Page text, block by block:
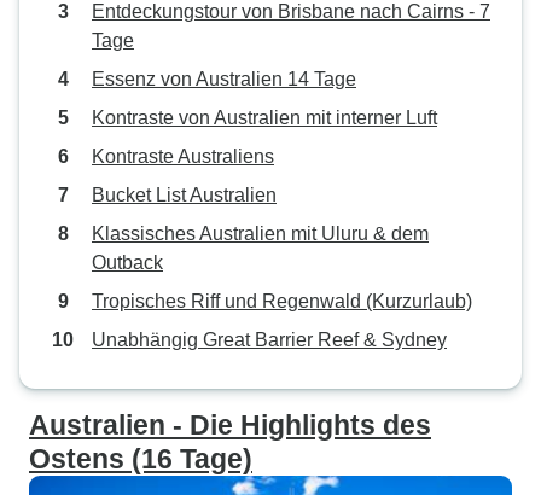
Entdeckungstour von Brisbane nach Cairns - 7
Tage
Essenz von Australien 14 Tage
Kontraste von Australien mit interner Luft
Kontraste Australiens
Bucket List Australien
Klassisches Australien mit Uluru & dem
Outback
Tropisches Riff und Regenwald (Kurzurlaub)
Unabhängig Great Barrier Reef & Sydney
Australien - Die Highlights des
Ostens (16 Tage)